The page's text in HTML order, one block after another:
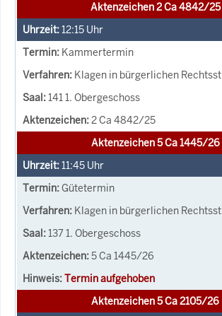
Aktenzeichen 2 Ca 4842/25
12:15 Uhr
Kammertermin
Klagen in bürgerlichen
141 1. Obergeschoss
2 Ca 4842/25
Aktenzeichen 5 Ca 1445/26
11:45 Uhr
Gütetermin
Klagen in bürgerlichen
137 1. Obergeschoss
5 Ca 1445/26
Termin aufgehoben
Aktenzeichen 5 Ca 2105/26